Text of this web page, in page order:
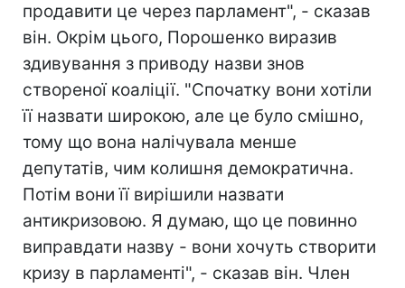
продавити це через парламент", - сказав
він. Окрім цього, Порошенко виразив
здивування з приводу назви знов
створеної коаліції. "Спочатку вони хотіли
її назвати широкою, але це було смішно,
тому що вона налічувала менше
депутатів, чим колишня демократична.
Потім вони її вирішили назвати
антикризовою. Я думаю, що це повинно
виправдати назву - вони хочуть створити
кризу в парламенті", - сказав він. Член